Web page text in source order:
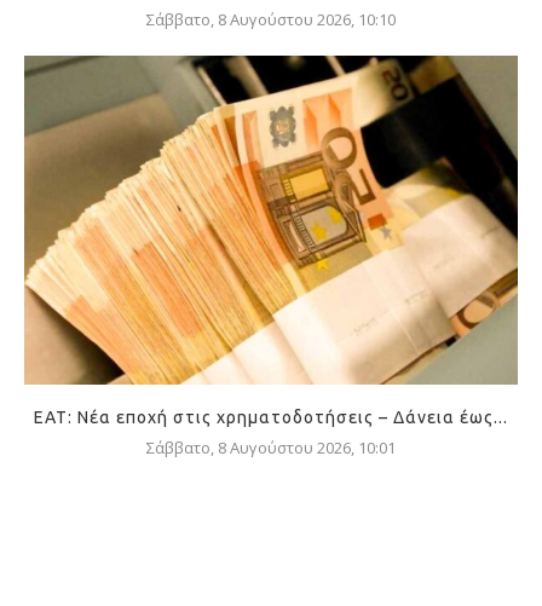
Σάββατο, 8 Αυγούστου 2026, 10:10
ΕΑΤ: Νέα εποχή στις χρηματοδοτήσεις – Δάνεια έως...
Σάββατο, 8 Αυγούστου 2026, 10:01